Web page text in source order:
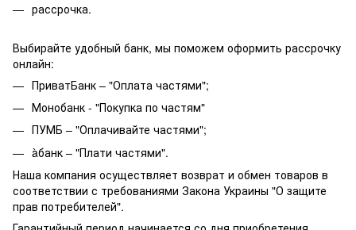
рассрочка.
Выбирайте удобный банк, мы поможем оформить рассрочку
онлайн:
ПриватБанк – "Оплата частями";
Монобанк - "Покупка по частям"
ПУМБ – "Оплачивайте частями";
àбанк – "Плати частями".
Наша компания осуществляет возврат и обмен товаров в
соответствии с требованиями Закона Украины "О защите
прав потребителей".